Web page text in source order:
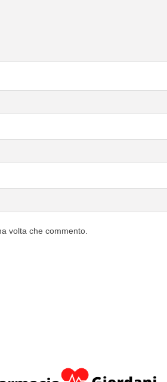
volta che commento.